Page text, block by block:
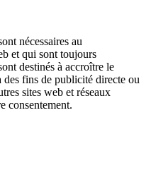
nécessaires au
et qui sont toujours
destinés à accroître le
fins de publicité directe ou
sites web et réseaux
consentement.